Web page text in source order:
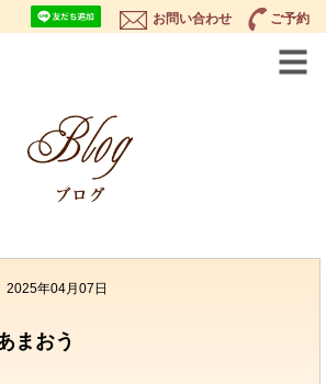
お問い合わせ ご予約
2025年04月07日
まおう